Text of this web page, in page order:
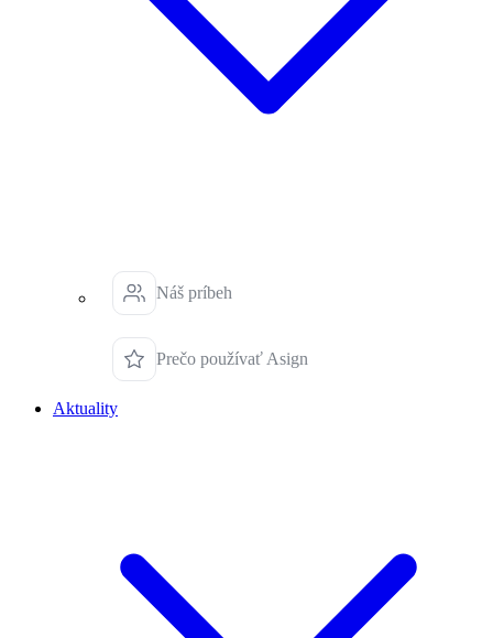
Náš príbeh
Prečo používať Asign
Aktuality